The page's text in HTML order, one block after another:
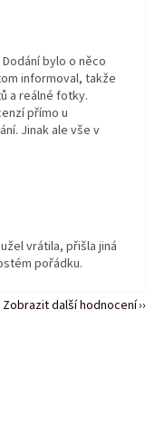
bylo o něco
informoval, takže
a reálné fotky.
přímo u
Jinak ale vše v
vrátila, přišla jiná
pořádku.
Zobrazit další hodnocení